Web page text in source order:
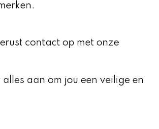
contact op met onze
aan om jou een veilige en